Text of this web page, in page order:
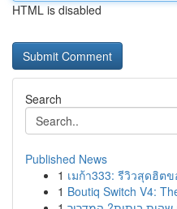
HTML is disabled
Search
Published News
1 เมก้า333: รีวิวสุดฮิต
1 Boutiq Switch V4: